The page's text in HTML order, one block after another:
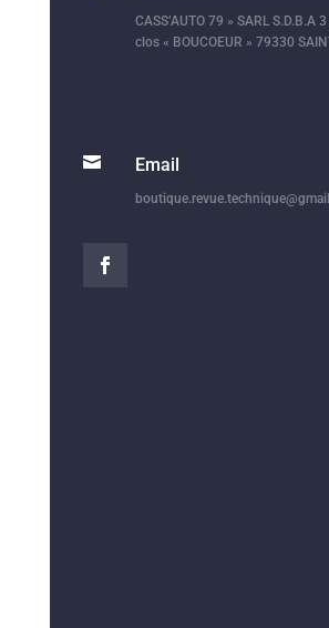
CASS’AUTO 79 » SARL S.D.B.A
clos « BOUCOEUR » 79330
 Email